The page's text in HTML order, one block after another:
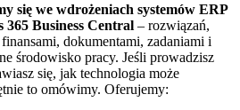
się we wdrożeniach systemów ERP
Business Central – rozwiązań,
dokumentami, zadaniami i
środowisko pracy. Jeśli prowadzisz
się, jak technologia może
to omówimy. Oferujemy: